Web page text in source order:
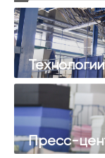
Технологии
Пресс-